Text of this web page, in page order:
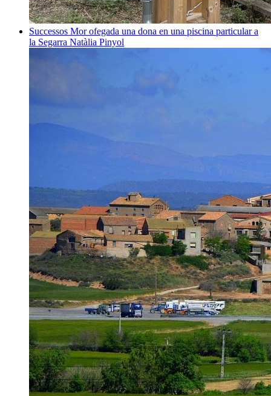
Successos Mor ofegada una dona en una piscina particular a
la Segarra Natàlia Pinyol